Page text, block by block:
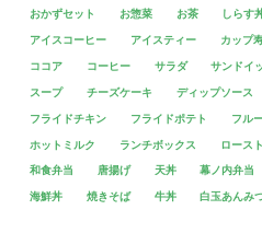
おかずセット お惣菜 お茶 しらす
アイスコーヒー
アイスティー カップ
ココア
コーヒー サラダ サンドイ
スープ
チーズケーキ ディップソース
フライドチキン
フライドポテト フル
ホットミルク
ランチボックス ロース
和食弁当
唐揚げ 天丼 幕ノ内弁当
海鮮丼
焼きそば 牛丼 白玉あんみ